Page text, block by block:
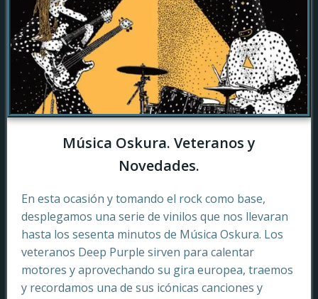
Música Oskura. Veteranos y
Novedades.
En esta ocasión y tomando el rock como base,
desplegamos una serie de vinilos que nos llevaran
hasta los sesenta minutos de Música Oskura. Los
veteranos Deep Purple sirven para calentar
motores y aprovechando su gira europea, traemos
y recordamos una de sus icónicas canciones y